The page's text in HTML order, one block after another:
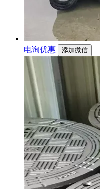
电询优惠 添加微信